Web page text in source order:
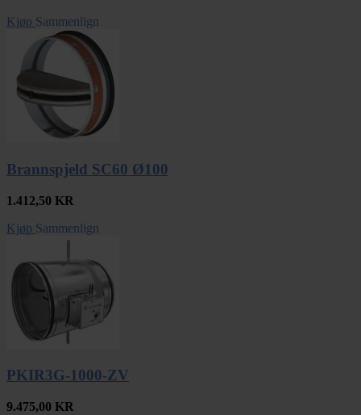
Kjøp Sammenlign
Brannspjeld SC60 Ø100
1.412,50 KR
Kjøp Sammenlign
PKIR3G-1000-ZV
9.475,00 KR